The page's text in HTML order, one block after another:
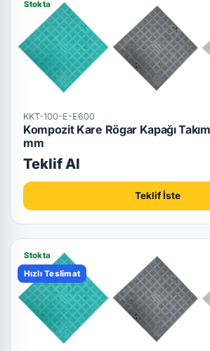
Stokta
KKT-100-E-E600
Kompozit Kare Rögar Kapağı
mm
Teklif Al
Teklif İste
Stokta
Hızlı Teslimat